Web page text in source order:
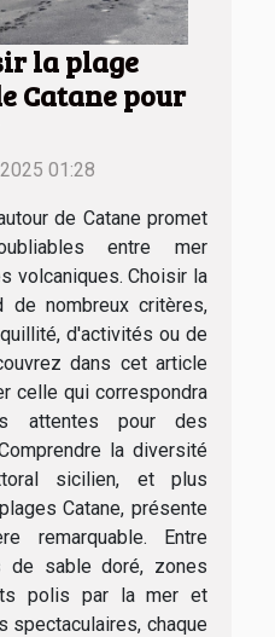
la plage
Catane pour
01:28
de Catane promet
entre mer
volcaniques. Choisir la
de nombreux critères,
d'activités ou de
dans cet article
celle qui correspondra
attentes pour des
la diversité
sicilien, et plus
Catane, présente
remarquable. Entre
de sable doré, zones
polis par la mer et
spectaculaires, chaque